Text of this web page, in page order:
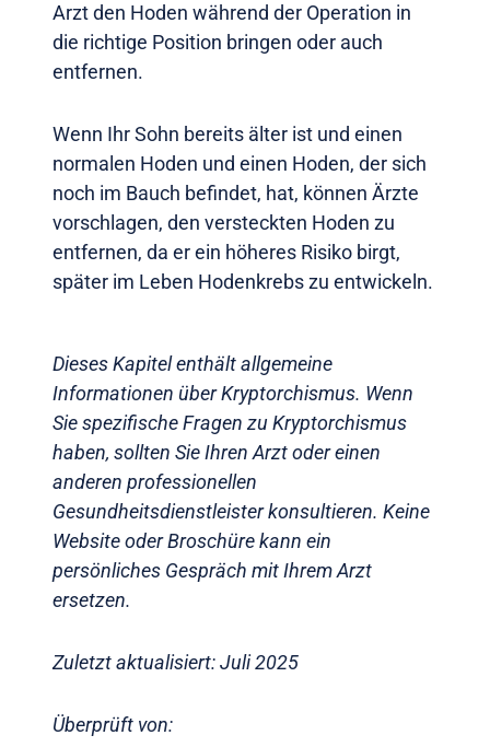
Arzt den Hoden während der Operation in
die richtige Position bringen oder auch
entfernen.
Wenn Ihr Sohn bereits älter ist und einen
normalen Hoden und einen Hoden, der sich
noch im Bauch befindet, hat, können Ärzte
vorschlagen, den versteckten Hoden zu
entfernen, da er ein höheres Risiko birgt,
später im Leben Hodenkrebs zu entwickeln.
Dieses Kapitel enthält allgemeine
Informationen über Kryptorchismus. Wenn
Sie spezifische Fragen zu Kryptorchismus
haben, sollten Sie Ihren Arzt oder einen
anderen professionellen
Gesundheitsdienstleister konsultieren. Keine
Website oder Broschüre kann ein
persönliches Gespräch mit Ihrem Arzt
ersetzen.
Zuletzt aktualisiert: Juli 2025
Überprüft von: